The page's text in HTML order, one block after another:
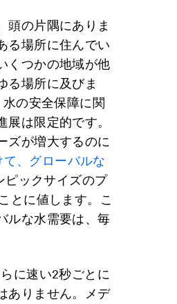
頭の片隅にありま
る場所に住んでい
くつかの地域が他
る場所に及びま
の安全保障に関
は限定的です。
ズが増大するのに
、グローバルな
ピックサイズのプ
とに値します。こ
ルな水需要は、毎
に速い2秒ごとに
ありません。メデ